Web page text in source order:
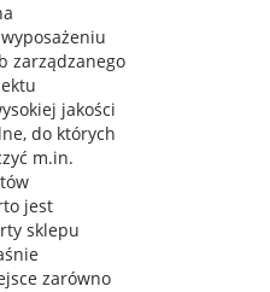
zarządzanego
jakości
do których
m.in.
jest
sklepu
zarówno